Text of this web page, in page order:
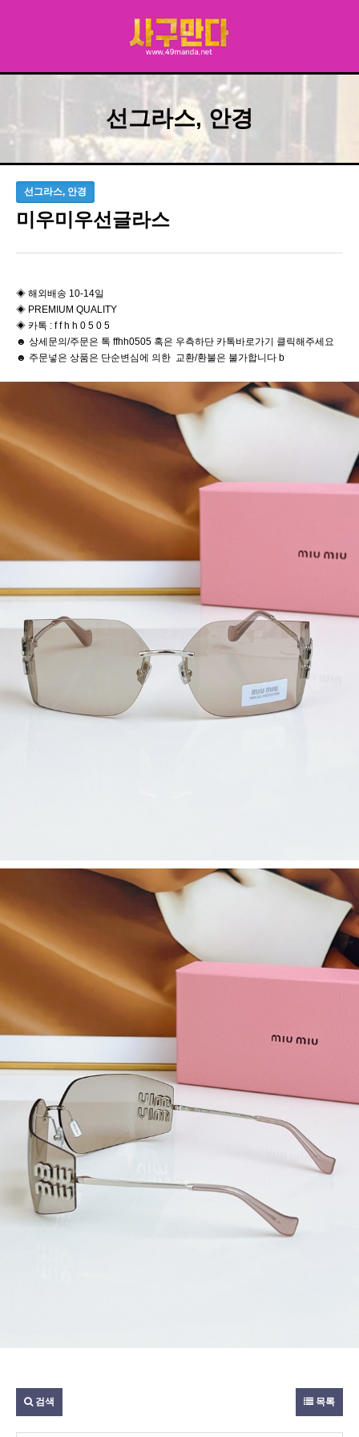
선그라스, 안경
선그라스, 안경
미우미우선글라스
◈ 해외배송 10-14일
◈ PREMIUM QUALITY
◈ 카톡 : f f h h 0 5 0 5
☻ 상세문의/주문은 톡 ffhh0505 혹은 우측하단 카톡바로가기 클릭해주세요
☻ 주문넣은 상품은 단순변심에 의한 교환/환불은 불가합니다 b
검색 목록